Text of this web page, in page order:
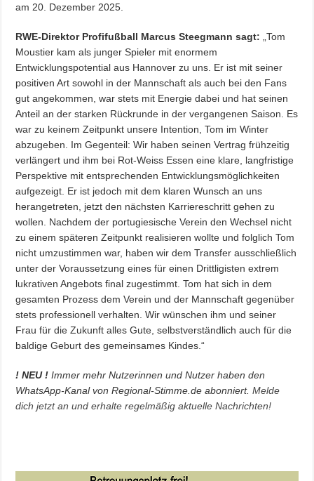
am 20. Dezember 2025.
RWE-Direktor Profifußball Marcus Steegmann sagt:
„Tom
Moustier kam als junger Spieler mit enormem
Entwicklungspotential aus Hannover zu uns. Er ist mit seiner
positiven Art sowohl in der Mannschaft als auch bei den Fans
gut angekommen, war stets mit Energie dabei und hat seinen
Anteil an der starken Rückrunde in der vergangenen Saison. Es
war zu keinem Zeitpunkt unsere Intention, Tom im Winter
abzugeben. Im Gegenteil: Wir haben seinen Vertrag frühzeitig
verlängert und ihm bei Rot-Weiss Essen eine klare, langfristige
Perspektive mit entsprechenden Entwicklungsmöglichkeiten
aufgezeigt. Er ist jedoch mit dem klaren Wunsch an uns
herangetreten, jetzt den nächsten Karriereschritt gehen zu
wollen. Nachdem der portugiesische Verein den Wechsel nicht
zu einem späteren Zeitpunkt realisieren wollte und folglich Tom
nicht umzustimmen war, haben wir dem Transfer ausschließlich
unter der Voraussetzung eines für einen Drittligisten extrem
lukrativen Angebots final zugestimmt. Tom hat sich in dem
gesamten Prozess dem Verein und der Mannschaft gegenüber
stets professionell verhalten. Wir wünschen ihm und seiner
Frau für die Zukunft alles Gute, selbstverständlich auch für die
baldige Geburt des gemeinsames Kindes.“
! NEU ! Immer mehr Nutzerinnen und Nutzer haben den
WhatsApp-Kanal von Regional-Stimme.de abonniert.Melde
dich jetzt an und erhalte regelmäßig aktuelle Nachrichten!